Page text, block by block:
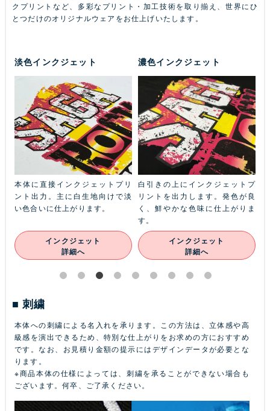
クプリントなど、多彩なプリント・加工技術を取り揃え、世界にひ
とつだけのオリジナルウェアをお仕上げいたします。
淡色インクジェット
本体に直接インクジェットプリ
ント出力。主に白生地向けで淡
い色合いに仕上がります。
インクジェット
詳細へ
濃色インクジェット
白引きの上にインクジェットプ
リントを出力します。発色が良
く、鮮やかな色味に仕上がりま
す。
インクジェット
詳細へ
刺繍
本体への刺繍による名入れを承ります。この方法は、立体感や高
級感を演出できるため、特別な仕上がりをお求めの方におすすめ
です。なお、お見積り金額の提示にはデザインデータが必要とな
ります。
※商品本体の仕様によっては、刺繍を承ることができない場合も
ございます。何卒、ご了承ください。